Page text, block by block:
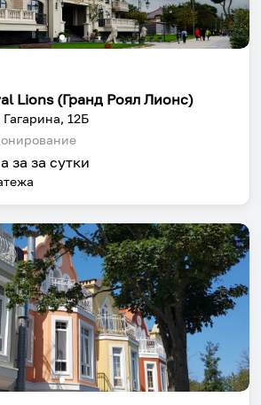
Lions (Гранд Роял Лионс)
12Б
за за сутки